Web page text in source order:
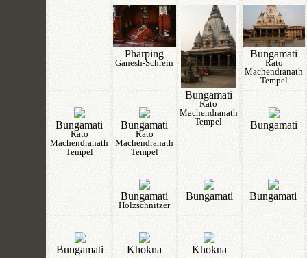
Pharping
Ganesh-Schrein
Bungamati
Rato
Machendranath
Tempel
Bungamati
Rato
Machendranath
Tempel
Bungamati
Rato
Machendranath
Tempel
Bungamati
Rato
Machendranath
Tempel
Bungamati
Bungamati
Holzschnitzer
Bungamati Bungamati
Bungamati Khokna Khokna